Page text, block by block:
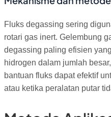
Fluks degassing sering
rotari gas inert. Gelembung
degassing paling efisien
hidrogen dalam jumlah
bantuan fluks dapat efektif
atau ketika peralatan putar